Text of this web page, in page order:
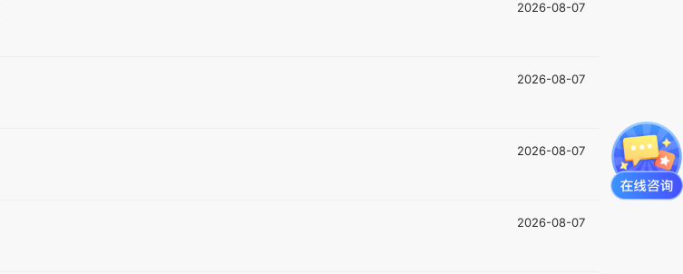
2026-08-07
2026-08-07
2026-08-07
2026-08-07